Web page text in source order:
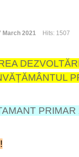
March 2021 Hits: 1507